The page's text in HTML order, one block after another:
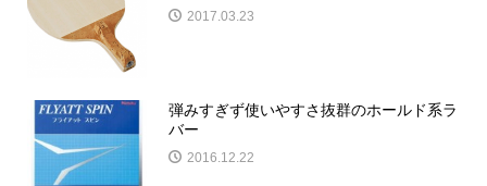
2017.03.23
弾みすぎず使いやすさ抜群のホールド系ラ
バー
2016.12.22